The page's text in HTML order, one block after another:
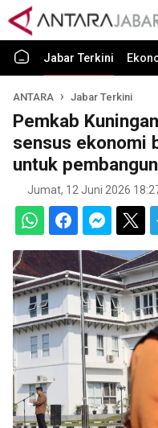
Jabar Terkini
ANTARA Jabar Terkini
Pemkab
sensus ekonomi
untuk
Jumat, 12 Juni 2026